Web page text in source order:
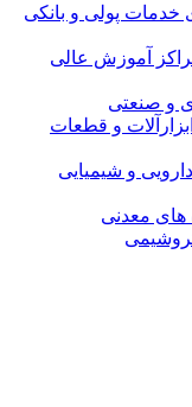
خدمات پولی و بانکی
آموزش عالی
و صنعتی
و قطعات
و شیمیایی
معدنی